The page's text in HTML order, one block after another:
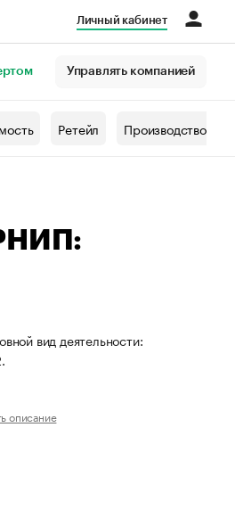
Личный кабинет
Управлять компанией
Ретейл Производство
вид деятельности:
описание